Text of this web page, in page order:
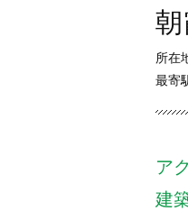
朝
所在
最寄
ア
建